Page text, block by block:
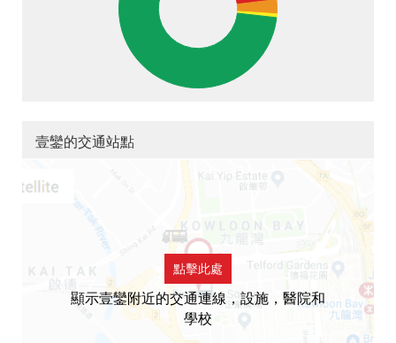
壹鑾的交通站點
點擊此處
顯示壹鑾附近的交通連線，設施，醫院和
學校